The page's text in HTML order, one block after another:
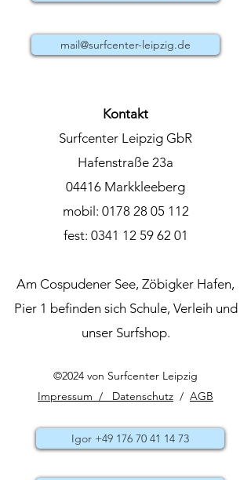
mail@surfcenter-leipzig.de
Kontakt
Surfcenter Leipzig GbR
Hafenstraße 23a
04416 Markkleeberg
mobil: 0178 28 05 112
fest: 0341 12 59 62 01
Am Cospudener See, Zöbigker Hafen,
Pier 1 befinden sich Schule, Verleih und
unser Surfshop.
©2024 von Surfcenter Leipzig
Impressum / Datenschutz / AGB
Igor +49 176 70 41 14 73